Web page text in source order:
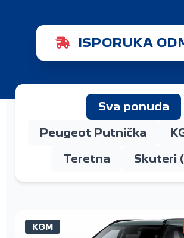
ISPORUKA
Sva ponuda
Peugeot Putnička
Teretna Skuteri
KGM